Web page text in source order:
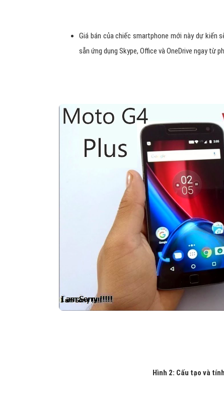
Giá bán của chiếc smartphone mới này dự kiến
sẵn ứng dụng Skype, Office và OneDrive ngay từ
Hình 2: Cấu tạo và